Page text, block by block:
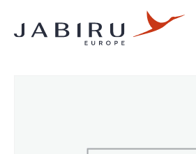
Accueil Non classé